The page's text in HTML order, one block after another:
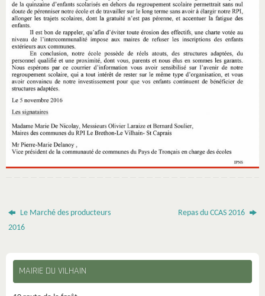
Le Marché des producteurs
2016
Repas du CCAS 2016
MAIRIE DU VILHAIN